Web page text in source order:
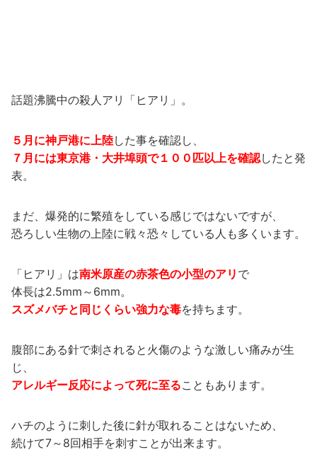
話題沸騰中の殺人アリ「ヒアリ」。
５月に神戸港に上陸した事を確認し、
７月には東京港・大井埠頭で１００匹以上を確認したと発
表。
まだ、爆発的に繁殖をしている感じではないですが、
恐ろしい生物の上陸に戦々恐々している人も多くいます。
「ヒアリ」は南米原産の赤茶色の小型のアリ で
体長は2.5mm～6mm。
スズメバチと同じくらい強力な毒を持ちます。
腹部にある針で刺されると火傷のような激しい痛みが生
じ、
アレルギー反応によって死に至ることもあります。
ハチのように刺した後に針が取れることはないため、
続けて7～8回相手を刺すことが出来ます。